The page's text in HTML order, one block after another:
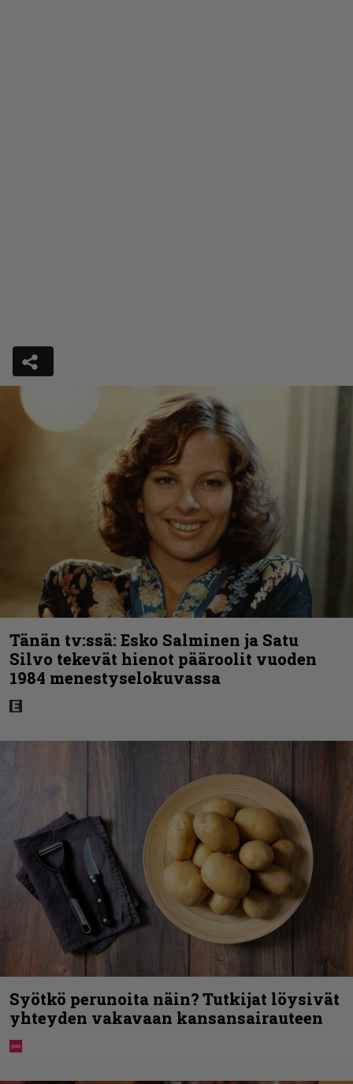
Tänän tv:ssä: Esko Salminen ja Satu
Silvo tekevät hienot pääroolit vuoden
1984 menestyselokuvassa
Syötkö perunoita näin? Tutkijat löysivät
yhteyden vakavaan kansansairauteen